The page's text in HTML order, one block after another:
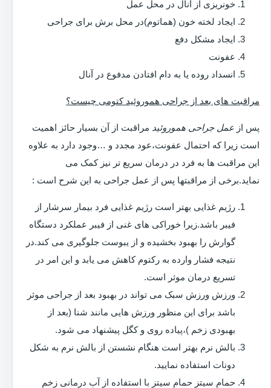
خونریزی از آنال در محل عمل
ایجاد لخته خون (هماتوم)در محل برش برای جراحی
ایجاد مشکل دفع
عفونت
انسداد روده یا به دام افتادن مدفوع در آنال
مراقبت های بعد از جراحی هموروئید کتومی چیست؟
پس از عمل جراحی هموروئید مراقبت از آن بسیار حائز اهمیت
است زیرا که احتمال عفونت،عود مجدد و …وجود دارد به علاوه
این مراقبت ها به فرد در درمان سریع تر نیز کمک می
نماید.برخی از مراقبتها پس از عمل جراحی به این شرح است :
رژیم غذایی بهتر است رژیم غذایی فرد بیمار سرشار از
فیبر باشد.زیرا خوراکی های غنی از فیبر عملکرد دستگاه
گوارش را بهبود بخشیده و از یبوست جلوگیری می کند.در
نتیجه فشار وارده به رکتوم کاهش می یابد و این امر در
تسریع درمان موثر است.
ورزش ورزش سبک می تواند در بهبود بعد از جراحی موثر
باشد برای این منظور ورزش هایی مانند شنا (بعد از
بهبودی زخم )،پیاده روی و کگل پیشنهاد می شود.
بالش نرم بهتر است هنگام نشستن از بالش نرم به شکل
دونات استفاده نمایید.
حمام سیتز حمام سیتز با استفاده از آب درمانی زخم